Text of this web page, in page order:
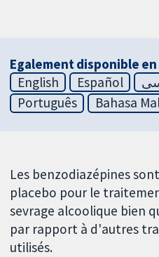
Egalement disponible en
English
Español
Português
Bahasa
Les benzodiazépines
placebo pour le
sevrage alcoolique bien
par rapport à d'autres
utilisés.